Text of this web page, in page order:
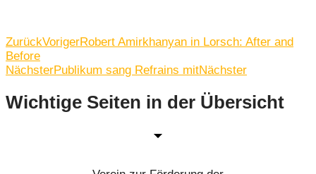
ZurückVorigerRobert Amirkhanyan in Lorsch: After and
Before
NächsterPublikum sang Refrains mitNächster
Wichtige Seiten in der Übersicht